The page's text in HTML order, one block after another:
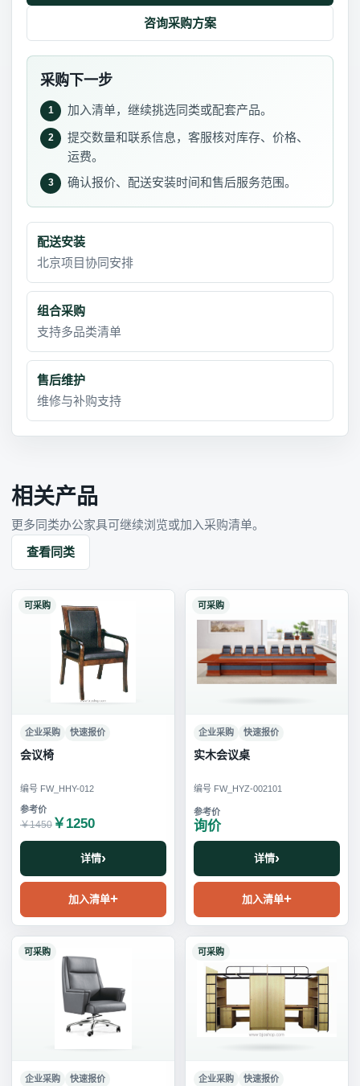
咨询采购方案
采购下一步
1 加入清单，继续挑选同类或配套产品。
2
提交数量和联系信息，客服核对库存、价格、
运费。
3 确认报价、配送安装时间和售后服务范围。
配送安装
北京项目协同安排
组合采购
支持多品类清单
售后维护
维修与补购支持
相关产品
更多同类办公家具可继续浏览或加入采购清单。
查看同类
可采购
企业采购 快速报价
会议椅
编号 FW_HHY-012
￥1450 ￥1250
详情
加入清单
可采购
企业采购 快速报价
实木会议桌
编号 FW_HYZ-002101
询价
详情
加入清单
可采购
企业采购 快速报价
可采购
企业采购 快速报价